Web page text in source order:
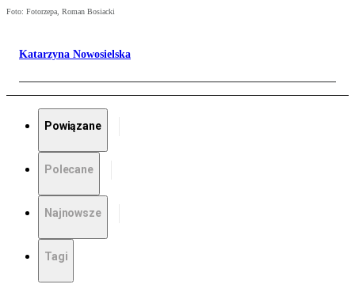
Foto: Fotorzepa, Roman Bosiacki
Katarzyna Nowosielska
Powiązane
Polecane
Najnowsze
Tagi